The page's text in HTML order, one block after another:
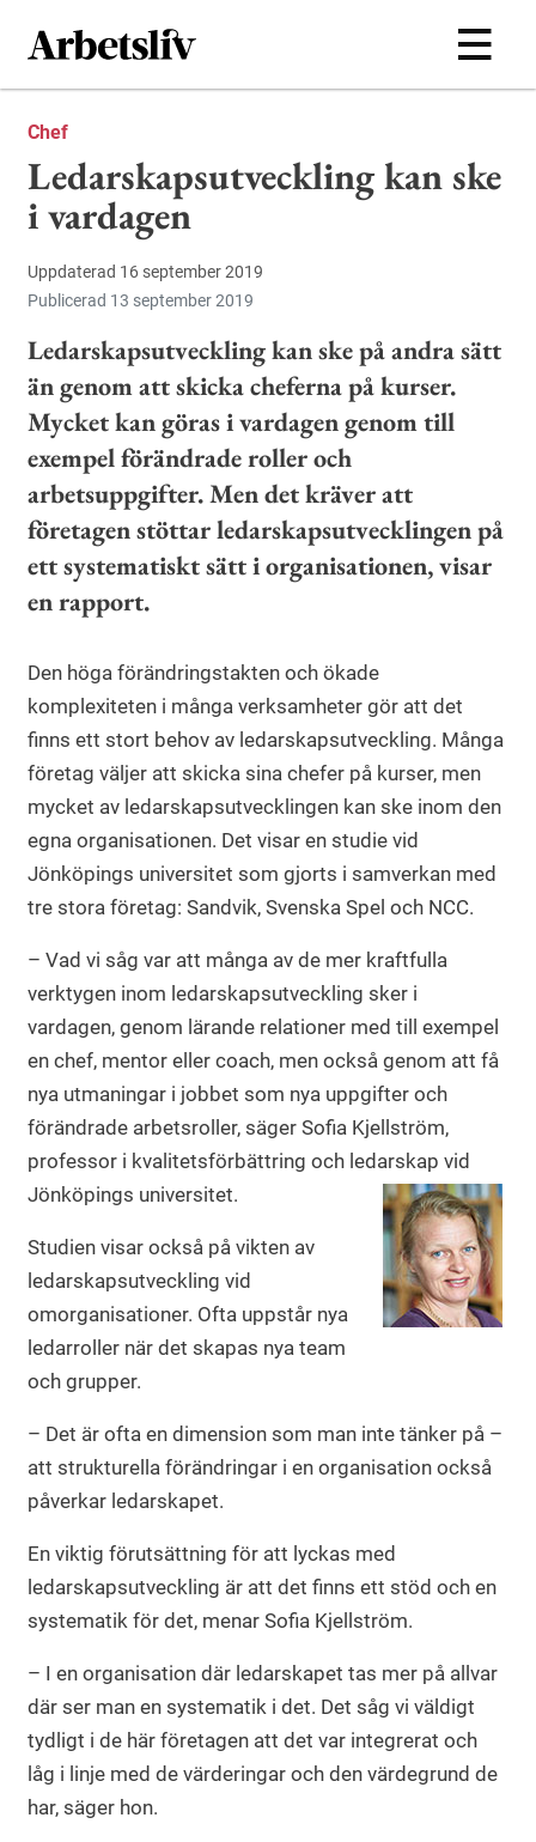
Hoppa till huvudinnehållet
Chef
Ledarskapsutveckling kan ske
i vardagen
Uppdaterad 16 september 2019
Publicerad 13 september 2019
Ledarskapsutveckling kan ske på andra sätt
än genom att skicka cheferna på kurser.
Mycket kan göras i vardagen genom till
exempel förändrade roller och
arbetsuppgifter. Men det kräver att
företagen stöttar ledarskapsutvecklingen på
ett systematiskt sätt i organisationen, visar
en rapport.
Den höga förändringstakten och ökade
komplexiteten i många verksamheter gör att det
finns ett stort behov av ledarskapsutveckling. Många
företag väljer att skicka sina chefer på kurser, men
mycket av ledarskapsutvecklingen kan ske inom den
egna organisationen. Det visar en studie vid
Jönköpings universitet som gjorts i samverkan med
tre stora företag: Sandvik, Svenska Spel och NCC.
– Vad vi såg var att många av de mer kraftfulla
verktygen inom ledarskapsutveckling sker i
vardagen, genom lärande relationer med till exempel
en chef, mentor eller coach, men också genom att få
nya utmaningar i jobbet som nya uppgifter och
förändrade arbetsroller, säger Sofia Kjellström,
professor i kvalitetsförbättring och ledarskap vid
Jönköpings universitet.
Studien visar också på vikten av
ledarskapsutveckling vid
omorganisationer. Ofta uppstår nya
ledarroller när det skapas nya team
och grupper.
– Det är ofta en dimension som man inte tänker på –
att strukturella förändringar i en organisation också
påverkar ledarskapet.
En viktig förutsättning för att lyckas med
ledarskapsutveckling är att det finns ett stöd och en
systematik för det, menar Sofia Kjellström.
– I en organisation där ledarskapet tas mer på allvar
där ser man en systematik i det. Det såg vi väldigt
tydligt i de här företagen att det var integrerat och
låg i linje med de värderingar och den värdegrund de
har, säger hon.